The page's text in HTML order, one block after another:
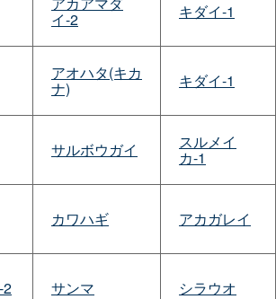
イ-2 キダイ-1
アオハタ(キカ
ナ) キダイ-1
サルボウガイ スルメイ
カ-1
カワハギ アカガレイ
2 サンマ シラウオ